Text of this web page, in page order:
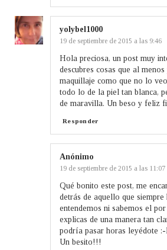
yolybel1000
19 de septiembre de 2015 a las 9:46
Hola preciosa, un post muy
descubres cosas que al
maquillaje como que no lo
todo lo de la piel tan blanca,
de maravilla. Un beso y feliz
Responder
Anónimo
19 de septiembre de 2015 a las 11:07
Qué bonito este post, me
detrás de aquello que
entendemos ni sabemos el
explicas de una manera tan
podría pasar horas leyédote
Un besito!!!